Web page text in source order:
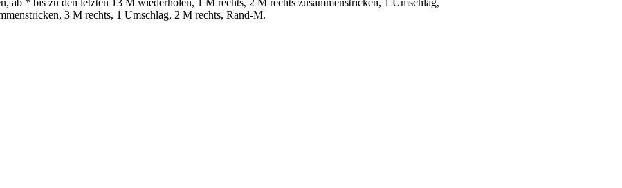
ab * bis zu den letzten 13 M wiederholen, 1 M rechts, 2 M rechts zusammenstricken, 1 Umschlag,
3 M rechts, 1 Umschlag, 2 M rechts, Rand-M.